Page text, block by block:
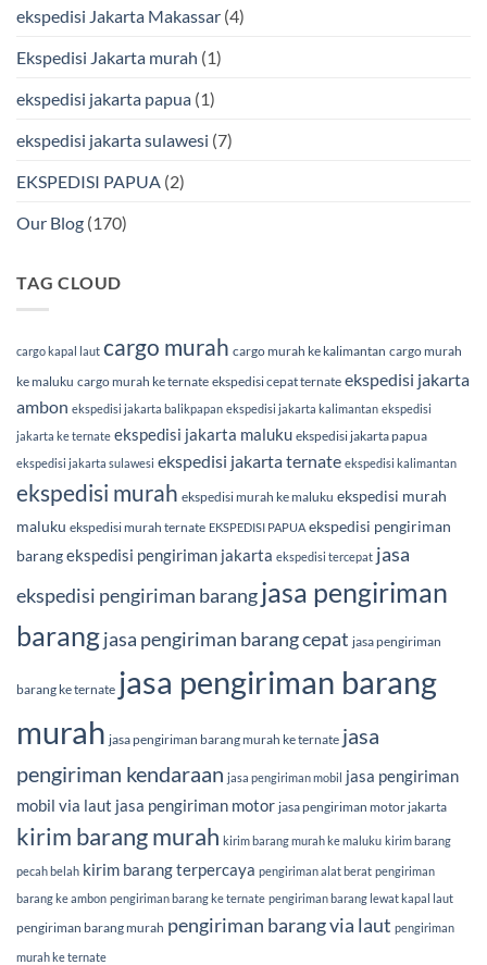
BMP
ekspedisi Jakarta Makassar (4)
Ekspedisi Jakarta murah (1)
ekspedisi jakarta papua (1)
ekspedisi jakarta sulawesi (7)
EKSPEDISI PAPUA (2)
Our Blog (170)
TAG CLOUD
cargo kapal laut cargo murah cargo murah ke kalimantan cargo murah
ke maluku cargo murah ke ternate ekspedisi cepat ternate ekspedisi jakarta
ambon ekspedisi jakarta balikpapan ekspedisi jakarta kalimantan ekspedisi
jakarta ke ternate ekspedisi jakarta maluku ekspedisi jakarta papua
ekspedisi jakarta sulawesi ekspedisi jakarta ternate ekspedisi kalimantan
ekspedisi murah ekspedisi murah ke maluku ekspedisi murah
maluku ekspedisi murah ternate EKSPEDISI PAPUA ekspedisi pengiriman
barangekspedisi pengiriman jakarta ekspedisi tercepat jasa
ekspedisi pengiriman barangjasa pengiriman
barangjasa pengiriman barang cepat jasa pengiriman
barang ke ternate jasa pengiriman barang
murah jasa pengiriman barang murah ke ternate jasa
pengiriman kendaraan jasa pengiriman mobil jasa pengiriman
mobil via laut jasa pengiriman motor jasa pengiriman motor jakarta
kirim barang murah kirim barang murah ke maluku kirim barang
pecah belah kirim barang terpercaya pengiriman alat berat pengiriman
barang ke ambon pengiriman barang ke ternate pengiriman barang lewat kapal laut
pengiriman barang murah pengiriman barang via laut pengiriman
murah ke ternate